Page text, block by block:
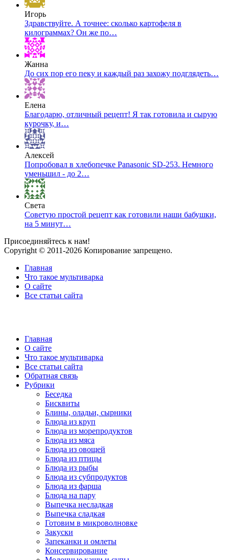
Игорь
Здравствуйте. А точнее: сколько картофеля в
килограммах? Он же по…
Жанна
До сих пор его пеку и каждый раз захожу подглядеть…
Елена
Благодарю, отличный рецепт! Я так готовила и сырую
курочку, и…
Алексей
Попробовал в хлебопечке Panasonic SD-253. Немного
уменьшил - до 2…
Света
Советую простой рецепт как готовили наши бабушки,
на 5 минут…
Присоединяйтесь к нам!
Copyright © 2011-2026 Копирование запрещено.
Главная
Что такое мультиварка
О сайте
Все статьи сайта
Главная
О сайте
Что такое мультиварка
Все статьи сайта
Обратная связь
Рубрики
Беседка
Бисквиты
Блины, оладьи, сырники
Блюда из круп
Блюда из морепродуктов
Блюда из мяса
Блюда из овощей
Блюда из птицы
Блюда из рыбы
Блюда из субпродуктов
Блюда из фарша
Блюда на пару
Выпечка несладкая
Выпечка сладкая
Готовим в микроволновке
Закуски
Запеканки и омлеты
Консервирование